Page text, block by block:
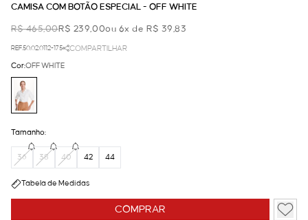
CAMISA COM BOTÃO ESPECIAL - OFF WHITE
R$ 465,00R$ 239,00ou 6x de R$ 39,83
REF.50.02.0112-175 COMPARTILHAR
COMPRAR
Cor:OFF WHITE
Tamanho:
36 38 40 42 44
Tabela de Medidas